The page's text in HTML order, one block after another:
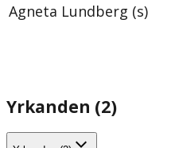
Agneta Lundberg (s)
Yrkanden (2)